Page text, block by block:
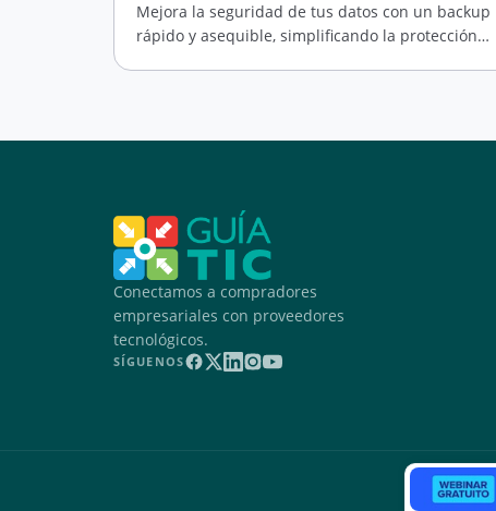
Mejora la seguridad de tus datos con un backup
rápido y asequible, simplificando la protección
Conectamos a compradores
empresariales con proveedores
tecnológicos.
SÍGUENOS